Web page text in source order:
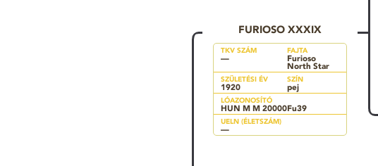
FURIOSO XXXIX
TKV SZÁM
—
FAJTA
Furioso
North Star
SZÜLETÉSI ÉV
1920
SZÍN
pej
LÓAZONOSÍTÓ
HUN M M 20000Fu39
UELN (ÉLETSZÁM)
—